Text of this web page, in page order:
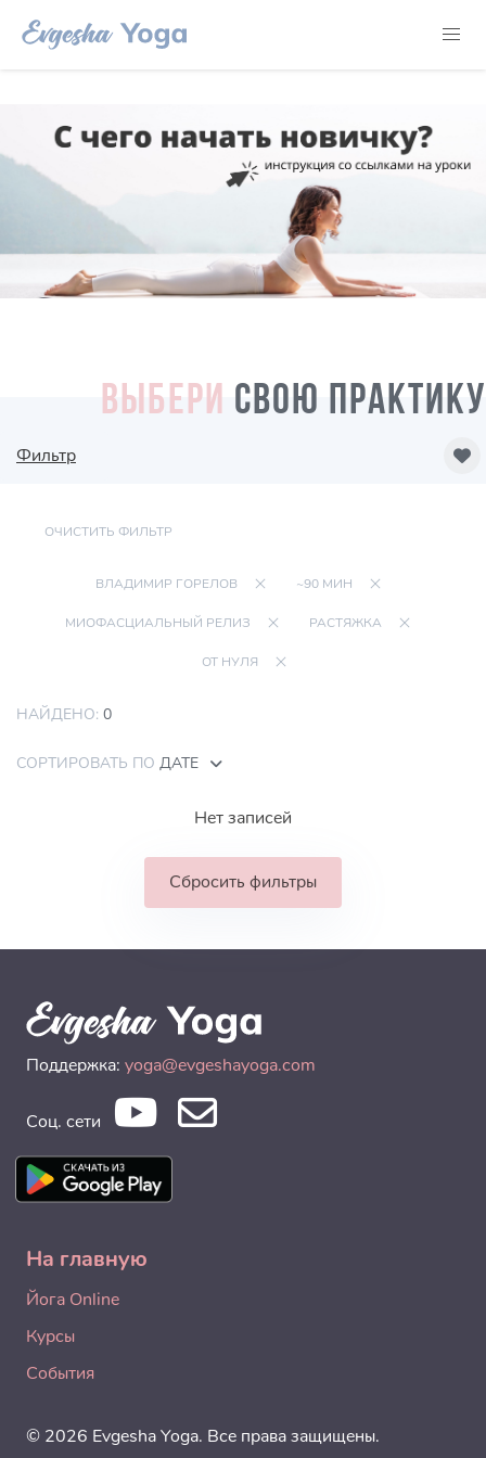
ВЫБЕРИ СВОЮ ПРАКТИКУ
Фильтр
ОЧИСТИТЬ ФИЛЬТР
ВЛАДИМИР ГОРЕЛОВ ~90 МИН
МИОФАСЦИАЛЬНЫЙ РЕЛИЗ РАСТЯЖКА
ОТ НУЛЯ
НАЙДЕНО: 0
СОРТИРОВАТЬ ПО ДАТЕ
Нет записей
Сбросить фильтры
Поддержка: yoga@evgeshayoga.com
Соц. сети
На главную
Йога Online
Курсы
События
© 2026 Evgesha Yoga. Все права защищены.